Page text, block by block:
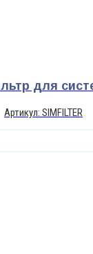
для
Артикул: SIMFILTER